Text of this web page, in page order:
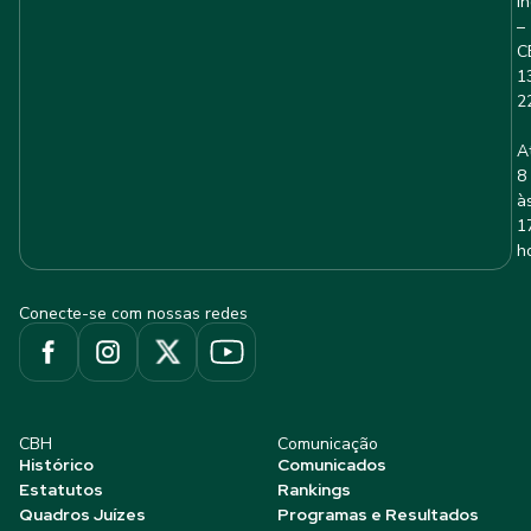
–
8
Conecte-se com nossas redes
CBH
Histórico
Estatutos
Quadros Juízes
Comunicação
Comunicados
Rankings
Programas e Resultados